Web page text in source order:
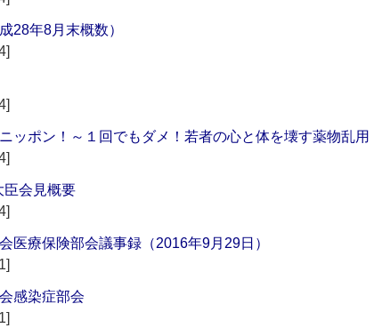
28年8月末概数）
ッポン！～１回でもダメ！若者の心と体を壊す薬物乱用
臣会見概要
医療保険部会議事録（2016年9月29日）
感染症部会